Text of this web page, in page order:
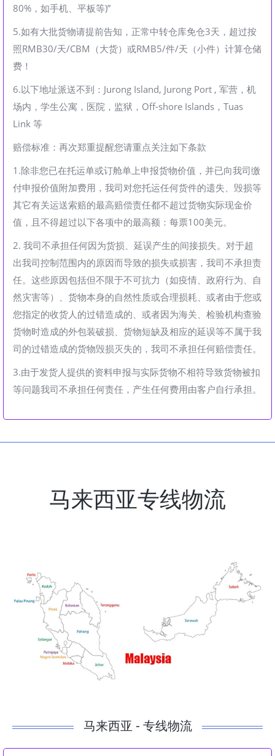
80%，如手机、平板等)”
5.如有大批货物请提前告知，正常中转仓库免仓3天，超过按
照RMB30/天/CBM（大货）或RMB5/件/天（小件）计算仓储
费！
6.以下地址派送不到：Jurong Island, Jurong Port , 军营，机
场内，学生公寓，医院，监狱，Off-shore Islands，Tuas
Link 等
赔偿标准：再次郑重提醒您请重点关注如下条款
1.除非您已在托运单或订舱单上申报货物价值，并已向我司缴
付申报价值附加费用，我司对您托运任何货件的遗失、毁损等
其它有关运送索赔的最高赔偿责任都不超过货物实际现金价
值，且不得超过以下各项中的最高额：每票100美元。
2. 我司不承担任何因为货损、延误产生的间接损失。对于超
出我司控制范围内的原因而导致的损失或损害，我司不承担责
任。这些原因包括但不限于不可抗力（如疫情、政府行为、自
然灾害等）、货物本身的自然性质或合理损耗、或者由于您或
您指定的收货人的过错造成的、或者因为海关、检验机构查验
货物时造成的外包装破损、货物短缺及相应的延误等不属于我
司的过错造成的货物毁损灭失的，我司不承担任何赔偿责任。
3.由于发货人提供的资料申报与实际货物不相符导致货物被扣
等问题我司不承担任何责任，产生任何费用由客户自行承担。
马来西亚专线物流
马来西亚 - 专线物流